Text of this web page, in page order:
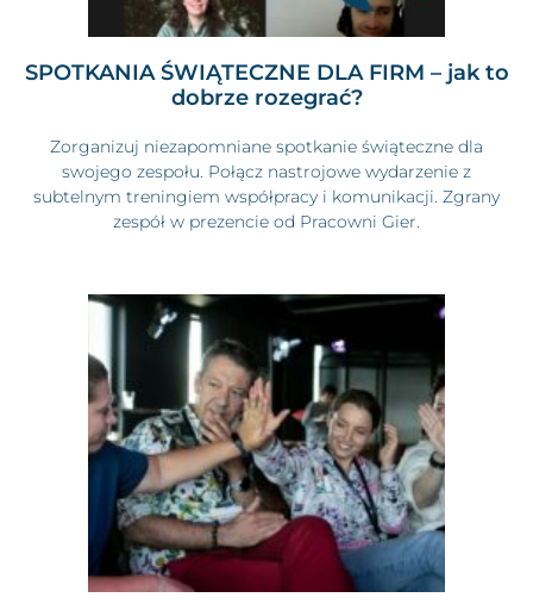
SPOTKANIA ŚWIĄTECZNE DLA FIRM – jak to
dobrze rozegrać?
Zorganizuj niezapomniane spotkanie świąteczne dla
swojego zespołu. Połącz nastrojowe wydarzenie z
subtelnym treningiem współpracy i komunikacji. Zgrany
zespół w prezencie od Pracowni Gier.